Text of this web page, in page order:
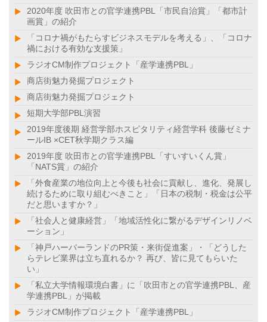
2020年度 吹田市との官学連携PBL「市民自治賞」「都市計
画賞」の紹介
「コロナ禍がもたらすビジネスモデルを考える」、「コロナ
禍における有効な支援策」
ラジオCM制作プロジェクト「産学連携PBL」
商店街魅力発掘プロジェクト
商店街魅力発掘プロジェクト
短期大学部PBL演習
2019年度後期 経営学部ホスピタリティ経営学科 後藤ゼミナ
ールⅠB ×CET秋学期クラス編
2019年度 吹田市との官学連携PBL「すいすいくん賞」
「NATS賞」の紹介
「外食産業の地位向上と今後も社会に貢献し、進化、発展し
続けるために取り組むべきこと」「日本の税制・税金は公平
だと思いますか？」
「社会人と健康経営」「地域活性化に繋がるデザインリノベ
ーション」
「神戸ハーバーランドのPR策・来街促進案」・「どうした
らテレビ業界は立ち直れるか？ 再び、皆に見てもらいた
い」
「私立大学情報環境白書」に「吹田市との官学連携PBL、産
学連携PBL」が掲載
ラジオCM制作プロジェクト「産学連携PBL」